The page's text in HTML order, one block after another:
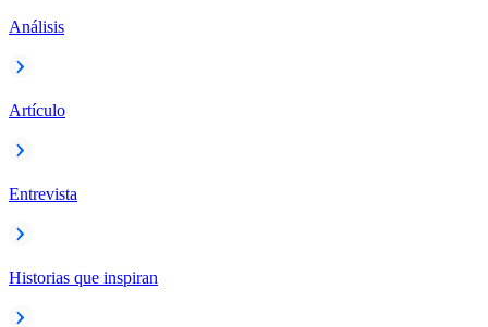
Análisis
Artículo
Entrevista
Historias que inspiran